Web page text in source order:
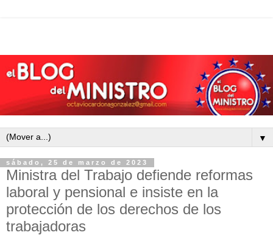
▼
sábado, 25 de marzo de 2023
Ministra del Trabajo defiende reformas
laboral y pensional e insiste en la
protección de los derechos de los
trabajadoras